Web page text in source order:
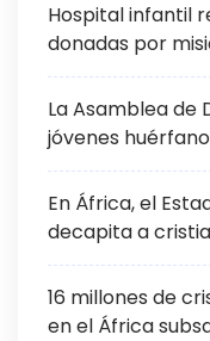
Hospital infantil
donadas por
La Asamblea de
jóvenes
En África, el
decapita a
16 millones de
en el África